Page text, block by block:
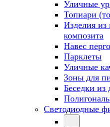
Уличные
Топиари
Изделия из
композита
Навес
Парклеты
Уличные
Зоны для
Беседки из
Светодиодные